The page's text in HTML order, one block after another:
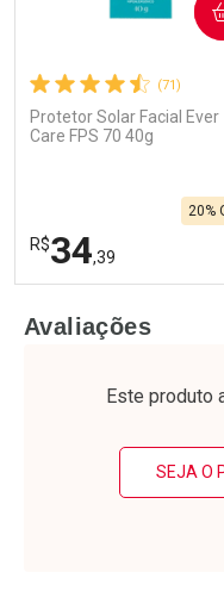
(71)
Protetor Solar Facial Ever
Care FPS 70 40g
R$34,39
20%
COMPRAR
Laboratório
Por Menos
Avaliações
Este produto
SEJA O